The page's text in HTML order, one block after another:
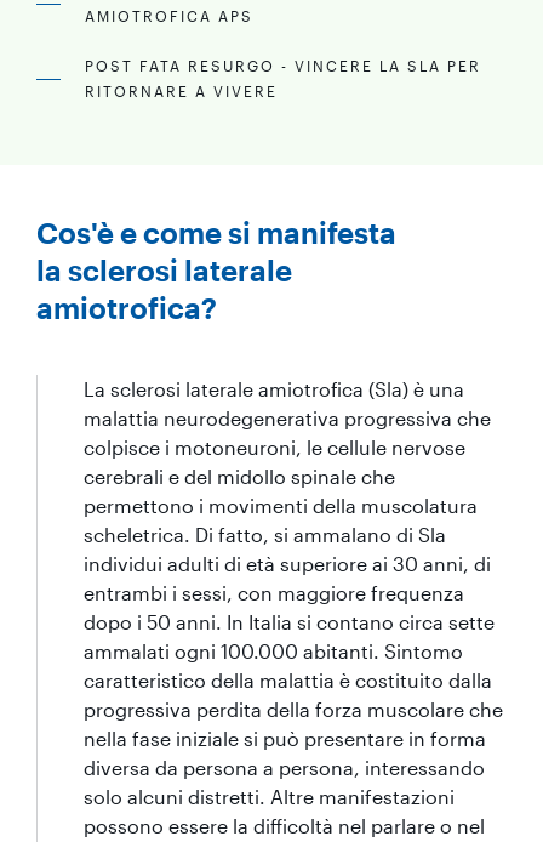
AMIOTROFICA APS
POST FATA RESURGO - VINCERE LA SLA PER
RITORNARE A VIVERE
Cos'è e come si manifesta
la sclerosi laterale
amiotrofica?
La sclerosi laterale amiotrofica (Sla) è una
malattia neurodegenerativa progressiva che
colpisce i motoneuroni, le cellule nervose
cerebrali e del midollo spinale che
permettono i movimenti della muscolatura
scheletrica. Di fatto, si ammalano di Sla
individui adulti di età superiore ai 30 anni, di
entrambi i sessi, con maggiore frequenza
dopo i 50 anni. In Italia si contano circa sette
ammalati ogni 100.000 abitanti. Sintomo
caratteristico della malattia è costituito dalla
progressiva perdita della forza muscolare che
nella fase iniziale si può presentare in forma
diversa da persona a persona, interessando
solo alcuni distretti. Altre manifestazioni
possono essere la difficoltà nel parlare o nel